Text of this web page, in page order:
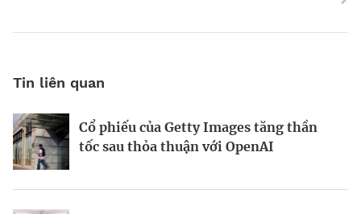
Tin liên quan
Cổ phiếu của Getty Images tăng thần
tốc sau thỏa thuận với OpenAI
Động lực và những “điểm nghẽn” trên
hành trình kiến thiết đô thị xanh
World Bank: Việt Nam cần điều chỉnh
mô hình tăng trưởng